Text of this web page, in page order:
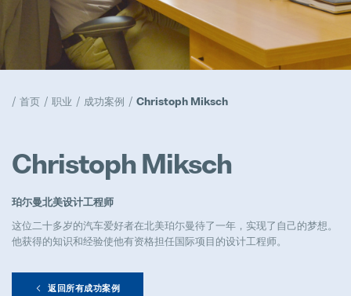
天窗解决方案
Popular
Popular
Popular
Popular
首页 职业 成功案例 Christoph Miksch
Christoph Miksch
珀尓曼北美设计工程师
这位二十多岁的汽车爱好者在北美珀尓曼待了一年，实现了自己的梦想。
他获得的知识和经验使他有资格担任国际项目的设计工程师。
返回所有成功案例